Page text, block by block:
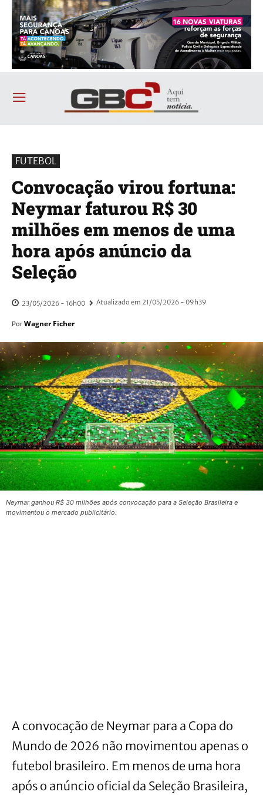
FUTEBOL
Convocação virou fortuna:
Neymar faturou R$ 30
milhões em menos de uma
hora após anúncio da
Seleção
23/05/2026 - 16h00 Atualizado em 21/05/2026 - 09h39
Por Wagner Ficher
Neymar ganhou R$ 30 milhões após convocação para a Seleção Brasileira e
movimentou o mercado publicitário.
A convocação de Neymar para a Copa do
Mundo de 2026 não movimentou apenas o
futebol brasileiro. Em menos de uma hora
após o anúncio oficial da Seleção Brasileira,